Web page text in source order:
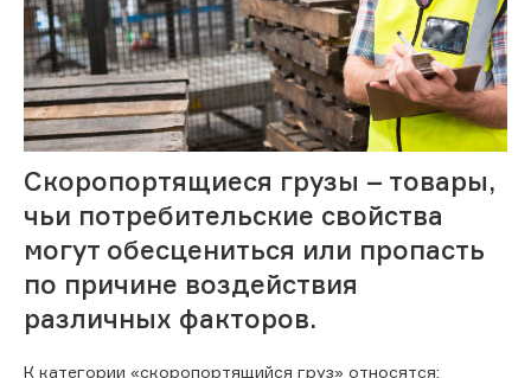
Скоропортящиеся грузы – товары,
чьи потребительские свойства
могут обесцениться или пропасть
по причине воздействия
различных факторов.
К категории «скоропортящийся груз» относятся: